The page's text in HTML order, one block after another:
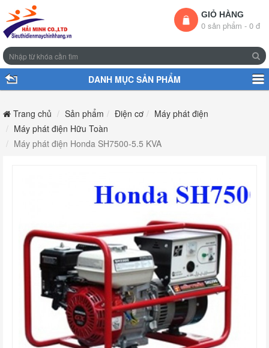
GIỎ HÀNG
0 sản phẩm - 0 đ
DANH MỤC SẢN PHẨM
Trang chủ Sản phẩm Điện cơ
Máy phát điện
Máy phát điện Hữu Toàn
Máy phát điện Honda SH7500-5.5 KVA